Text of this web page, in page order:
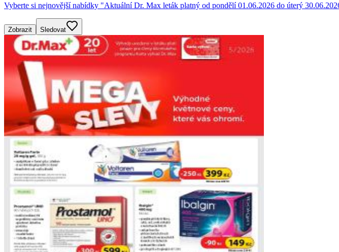
Vyberte si nejnovější nabídky "Aktuální Dr. Max leták platný od pondělí 01.06.2026 do úterý
Zobrazit Sledovat